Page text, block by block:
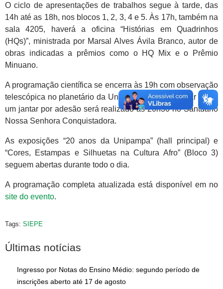
O ciclo de apresentações de trabalhos segue à tarde, das
14h até as 18h, nos blocos 1, 2, 3, 4 e 5. Às 17h, também na
sala 4205, haverá a oficina “Histórias em Quadrinhos
(HQs)”, ministrada por Marsal Alves Ávila Branco, autor de
obras indicadas a prêmios como o HQ Mix e o Prêmio
Minuano.
A programação científica se encerra às 19h com observação
telescópica no planetário da Unipampa. Para finalizar o dia,
um jantar por adesão será realizado às 20h30 no Santuário
Nossa Senhora Conquistadora.
As exposições “20 anos da Unipampa” (hall principal) e
“Cores, Estampas e Silhuetas na Cultura Afro” (Bloco 3)
seguem abertas durante todo o dia.
A programação completa atualizada está disponível em no
site do evento.
Tags: SIEPE
Últimas notícias
Ingresso por Notas do Ensino Médio: segundo período de
inscrições aberto até 17 de agosto